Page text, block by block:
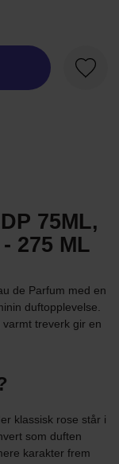
75ML,
275 ML
de Parfum med en
duftopplevelse.
treverk gir en
klassisk rose står i
som duften
karakter frem